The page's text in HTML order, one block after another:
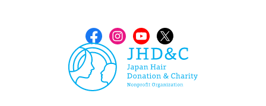
個人情報の第三者への開示・提供の禁止
当団体はあらかじめご本人の同意を得た場合及び法令に基づ
く場合を除き、以下の場合を除いては個人情報を第三者に提
供することはいたしません。